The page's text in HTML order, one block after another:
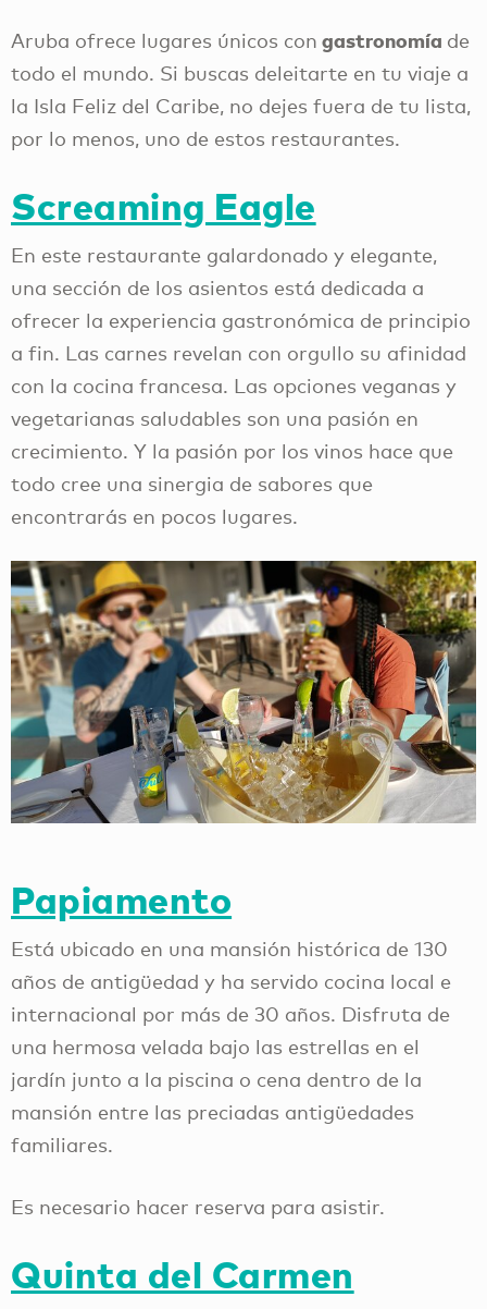
Aruba ofrece lugares únicos con gastronomía de
todo el mundo. Si buscas deleitarte en tu viaje a
la Isla Feliz del Caribe, no dejes fuera de tu lista,
por lo menos, uno de estos restaurantes.
Screaming Eagle
En este restaurante galardonado y elegante,
una sección de los asientos está dedicada a
ofrecer la experiencia gastronómica de principio
a fin. Las carnes revelan con orgullo su afinidad
con la cocina francesa. Las opciones veganas y
vegetarianas saludables son una pasión en
crecimiento. Y la pasión por los vinos hace que
todo cree una sinergia de sabores que
encontrarás en pocos lugares.
Papiamento
Está ubicado en una mansión histórica de 130
años de antigüedad y ha servido cocina local e
internacional por más de 30 años. Disfruta de
una hermosa velada bajo las estrellas en el
jardín junto a la piscina o cena dentro de la
mansión entre las preciadas antigüedades
familiares.
Es necesario hacer reserva para asistir.
Quinta del Carmen